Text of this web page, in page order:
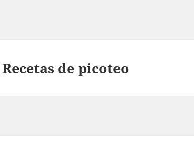
Recetas de picoteo